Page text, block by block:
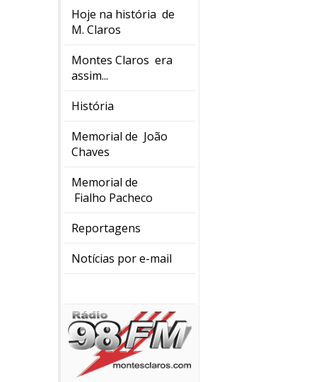
Hoje na história de
M. Claros
Montes Claros era
assim...
História
Memorial de João
Chaves
Memorial de
Fialho Pacheco
Reportagens
Notícias por e-mail